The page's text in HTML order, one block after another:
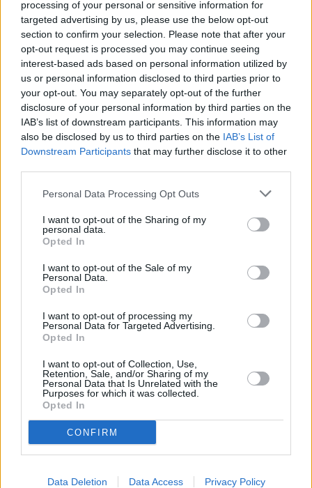
processing of your personal or sensitive information for
targeted advertising by us, please use the below opt-out
section to confirm your selection. Please note that after your
opt-out request is processed you may continue seeing
interest-based ads based on personal information utilized by
us or personal information disclosed to third parties prior to
your opt-out. You may separately opt-out of the further
disclosure of your personal information by third parties on the
IAB’s list of downstream participants. This information may
also be disclosed by us to third parties on the IAB’s List of
Downstream Participants that may further disclose it to other
Personal Data Processing Opt Outs
I want to opt-out of the Sharing of my
personal data.
Opted In
I want to opt-out of the Sale of my
Personal Data.
Opted In
I want to opt-out of processing my
Personal Data for Targeted Advertising.
Opted In
I want to opt-out of Collection, Use,
Retention, Sale, and/or Sharing of my
Personal Data that Is Unrelated with the
Purposes for which it was collected.
Opted In
CONFIRM
Data Deletion Data Access Privacy Policy